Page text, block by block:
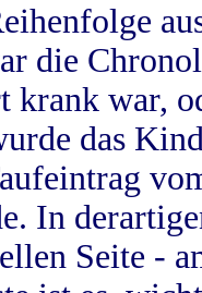
die
krank war,
das
In
Seite -